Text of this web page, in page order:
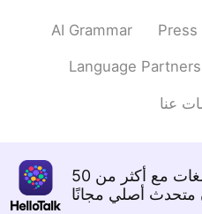
suggestions!
everything! Stay
AI Grammar Press
Language Partners
عنا
تعلم اللغات مع أكثر من 50